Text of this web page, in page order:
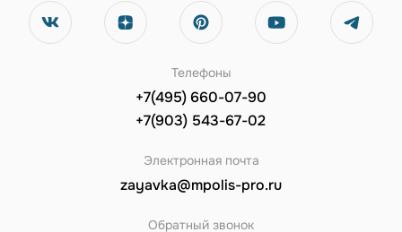
Телефоны
+7(495) 660-07-90
+7(903) 543-67-02
Электронная почта
zayavka@mpolis-pro.ru
Обратный звонок